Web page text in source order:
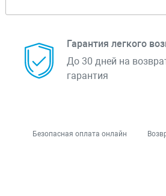
Гарантия легкого
До 30 дней на
гарантия
Безопасная оплата онлайн